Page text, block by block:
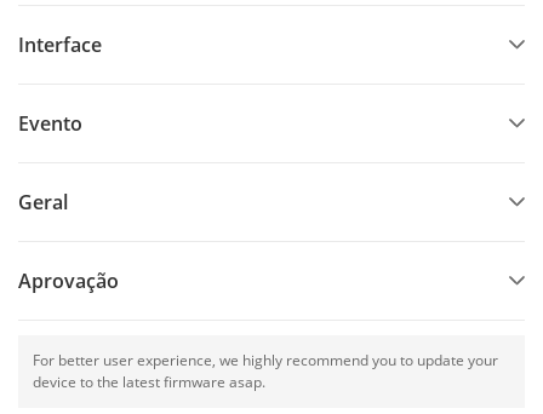
Interface
Evento
Geral
Aprovação
For better user experience, we highly recommend you to update your
device to the latest firmware asap.